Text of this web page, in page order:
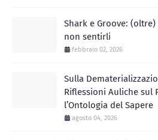
Shark e Groove:
non sentirli
febbraio 02, 2026
Sulla
Riflessioni Auliche sul
l’Ontologia del Sapere
agosto 04, 2026